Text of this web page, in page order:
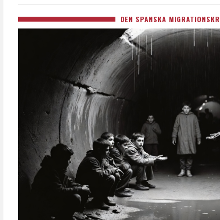
DEN SPANSKA